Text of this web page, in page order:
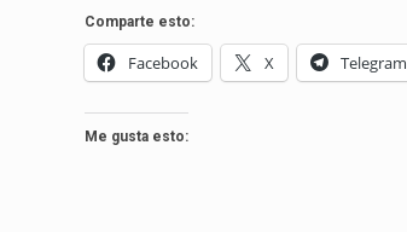
Comparte esto:
Facebook X Telegram
Me gusta esto: